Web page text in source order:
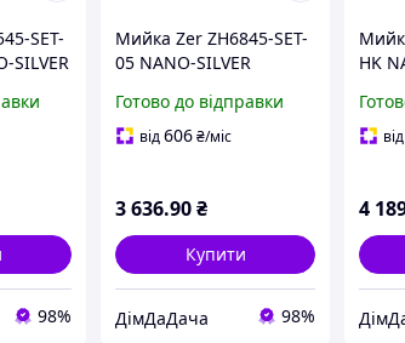
SET-
SILVER
98%
Мийка Zer ZH6845-SET-
05 NANO-SILVER
комплект (неіржавка
сталь) (ZM5580)
Готово до відправки
від606₴/міс
3 636.90₴
Купити
ДімДаДача 98%
HK
4